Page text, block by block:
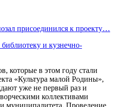
присоединился к проекту…
и кузнечно-
которые в этом году стали
«Культура малой Родины»,
уже не первый раз и
коллективами
муниципалитета. Проведение